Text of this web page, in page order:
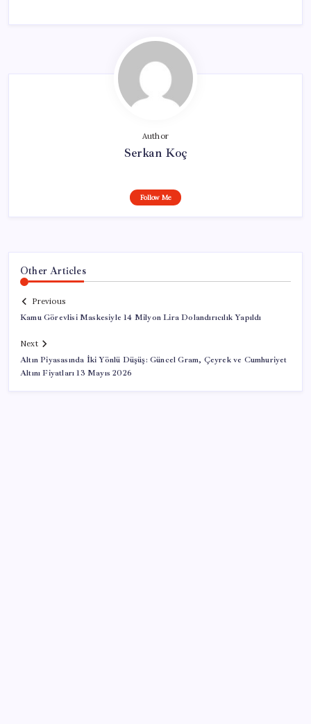
Author
Serkan Koç
Follow Me
Other Articles
Previous
Kamu Görevlisi Maskesiyle 14 Milyon Lira Dolandırıcılık Yapıldı
Next
Altın Piyasasında İki Yönlü Düşüş: Güncel Gram, Çeyrek ve Cumhuriyet
Altını Fiyatları 13 Mayıs 2026